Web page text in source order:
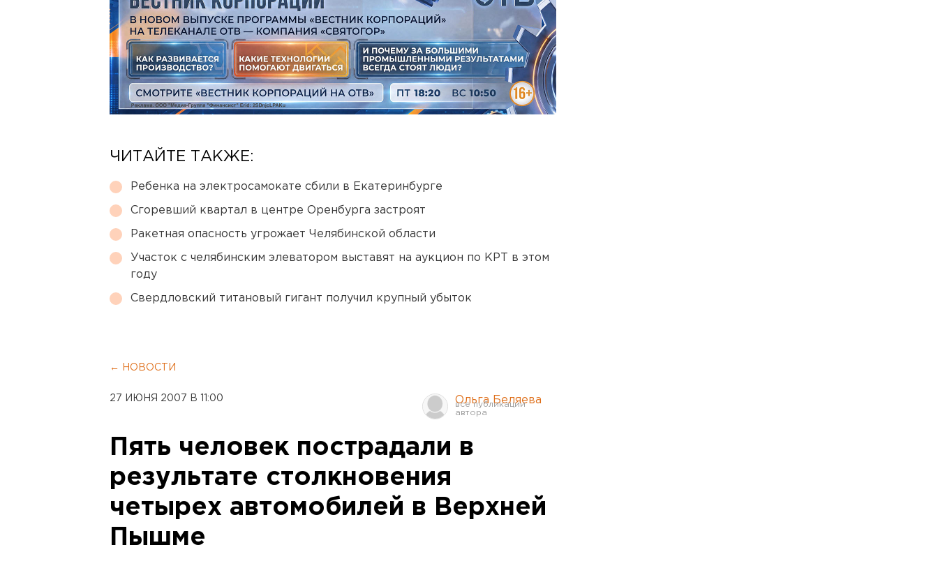
ЧИТАЙТЕ ТАКЖЕ:
Ребенка на электросамокате сбили в Екатеринбурге
Сгоревший квартал в центре Оренбурга застроят
Ракетная опасность угрожает Челябинской области
Участок с челябинским элеватором выставят на аукцион по КРТ в этом
году
Свердловский титановый гигант получил крупный убыток
← НОВОСТИ
27 ИЮНЯ 2007 В 11:00 Ольга Беляева
Пять человек пострадали в
результате столкновения
четырех автомобилей в Верхней
Пышме